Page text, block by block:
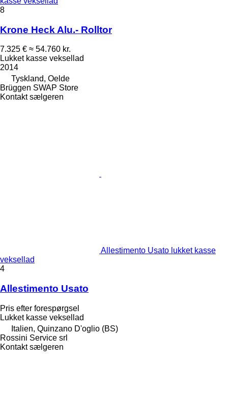
8
Krone Heck Alu.- Rolltor
7.325 € ≈ 54.760 kr.
Lukket kasse veksellad
2014
Tyskland, Oelde
Brüggen SWAP Store
Kontakt sælgeren
Allestimento Usato lukket kasse
veksellad
4
Allestimento Usato
Pris efter forespørgsel
Lukket kasse veksellad
Italien, Quinzano D'oglio (BS)
Rossini Service srl
Kontakt sælgeren